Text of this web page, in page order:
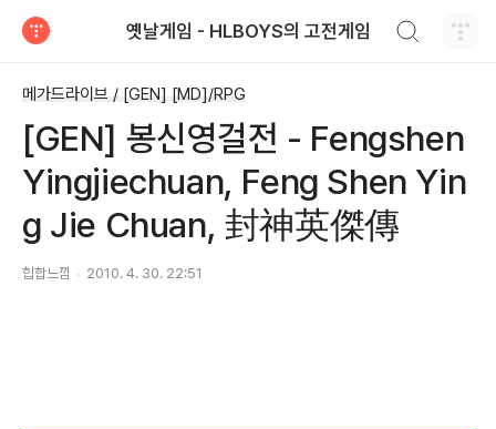
옛날게임 - HLBOYS의 고전게임
메가드라이브 / [GEN] [MD]/RPG
[GEN] 봉신영걸전 - Fengshen
Yingjiechuan, Feng Shen Yin
g Jie Chuan, 封神英傑傳
힙합느낌 2010. 4. 30. 22:51